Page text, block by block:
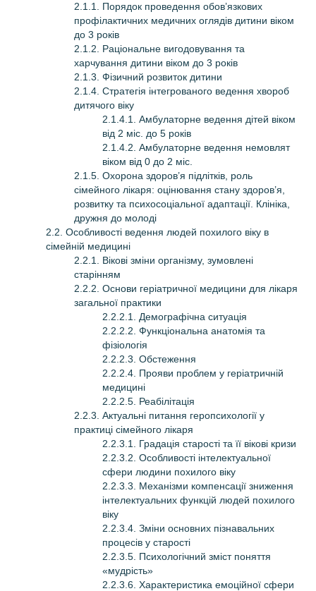
2.1.1. Порядок проведення обов’язкових
профілак­тичних медичних оглядів дитини віком
до 3 років
2.1.2. Раціональне вигодовування та
харчування дитини віком до 3 років
2.1.3. Фізичний розвиток дитини
2.1.4. Стратегія інтегрованого ведення хвороб
дитячого віку
2.1.4.1. Амбулаторне ведення дітей віком
від 2 міс. до 5 років
2.1.4.2. Амбулаторне ведення немовлят
віком від 0 до 2 міс.
2.1.5. Охорона здоров’я підлітків, роль
сімейного лікаря: оці­ню­вання стану здоров’я,
розвитку та психосоціальної адаптації. Клініка,
дружня до молоді
2.2. Особливості ведення людей похилого віку в
сімейній медицині
2.2.1. Вікові зміни організму, зумовлені
старінням
2.2.2. Основи геріатричної медицини для лікаря
загальної практики
2.2.2.1. Демографічна ситуація
2.2.2.2. Функціональна анатомія та
фізіологія
2.2.2.3. Обстеження
2.2.2.4. Прояви проблем у геріатричній
медицині
2.2.2.5. Реабілітація
2.2.3. Актуальні питання геропсихології у
практиці сімейного лікаря
2.2.3.1. Градація старості та її вікові кризи
2.2.3.2. Особливості інтелектуальної
сфери людини похилого віку
2.2.3.3. Механізми компенсації зниження
інтелектуальних функцій людей похилого
віку
2.2.3.4. Зміни основних пізнавальних
процесів у старості
2.2.3.5. Психологічний зміст поняття
«мудрість»
2.2.3.6. Характеристика емоційної сфери